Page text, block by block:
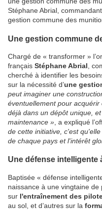
Stéphane Abrial,
gestion commune des
Une gestion commune
Chargé de « transformer »
français Stéphane Abrial ,
cherché à identifier les
sur la nécessité d’une
peut imaginer une
éventuellement pour
déjà dans un dépôt unique,
maintenance » , a expliqué
de cette initiative, c'est
de chaque pays et l'intérêt
Une défense intelligente
Baptisée « défense
naissance à une vingtaine
sur l'entraînement des
au sol, et d’autres sur la